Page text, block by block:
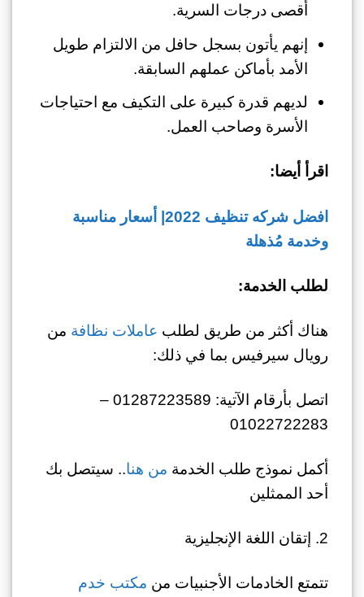
أقصى درجات السرية.
إنهم يأتون بسجل حافل من الالتزام طويل
الأمد بأماكن عملهم السابقة.
لديهم قدرة كبيرة على التكيف مع احتياجات
الأسرة وصاحب العمل.
اقرأ أيضا:
افضل شركه تنظيف 2022| أسعار مناسبة
وخدمة مُذهلة
لطلب الخدمة:
هناك أكثر من طريق لطلب عاملات نظافة من
رويال سيرفيس بما في ذلك:
اتصل بأرقام الآتية: 01287223589 –
01022722283
أكمل نموذج طلب الخدمة من هنا.. سيتصل بك
أحد الممثلين
2. إتقان اللغة الإنجليزية
تتمتع الخادمات الأجنبيات من مكتب خدم